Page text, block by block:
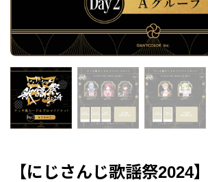
【にじさんじ歌謡祭2024